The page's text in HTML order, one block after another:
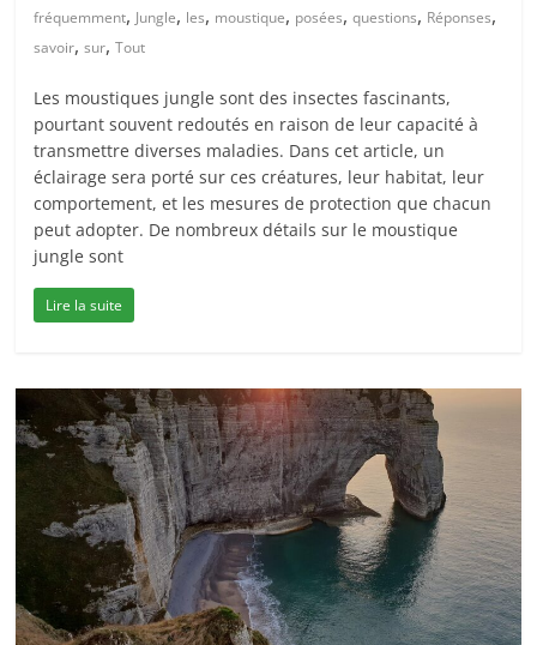
fréquemment, Jungle, les, moustique, posées,questions, Réponses,
savoir,sur,Tout
Les moustiques jungle sont des insectes fascinants,
pourtant souvent redoutés en raison de leur capacité à
transmettre diverses maladies. Dans cet article, un
éclairage sera porté sur ces créatures, leur habitat, leur
comportement, et les mesures de protection que chacun
peut adopter. De nombreux détails sur le moustique
jungle sont
Lire la suite